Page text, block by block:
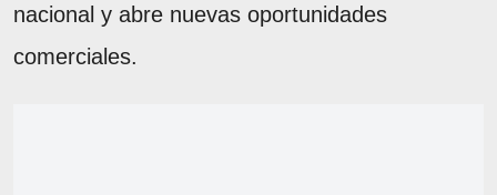
nacional y abre nuevas oportunidades
comerciales.